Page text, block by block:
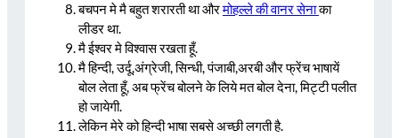
बचपन मे मै बहुत शरारती था ‌औरमोहल्ले की वानर सेनाका
लीडर था.
मै ईश्वर मे विश्वास रखता हूँ.
मै हिन्दी, उर्दू,अंग्रेजी, सिन्धी, पंजाबी,अरबी और फ्रेंच भाषायें
बोल लेता हूँ, अब फ्रेंच बोलने के लिये मत बोल देना, मिट्टी पलीत
हो जायेगी.
लेकिन मेरे को हिन्दी भाषा सबसे अच्छी लगती है.